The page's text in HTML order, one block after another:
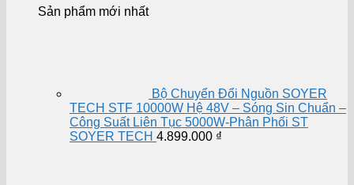
Sản phẩm mới nhất
Bộ Chuyển Đổi Nguồn SOYER
TECH STF 10000W Hệ 48V – Sóng Sin Chuẩn –
Công Suất Liên Tục 5000W-Phân Phối ST
SOYER TECH 4.899.000 ₫